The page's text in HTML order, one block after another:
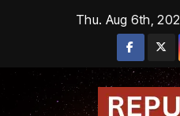
Thu. Aug 6th,